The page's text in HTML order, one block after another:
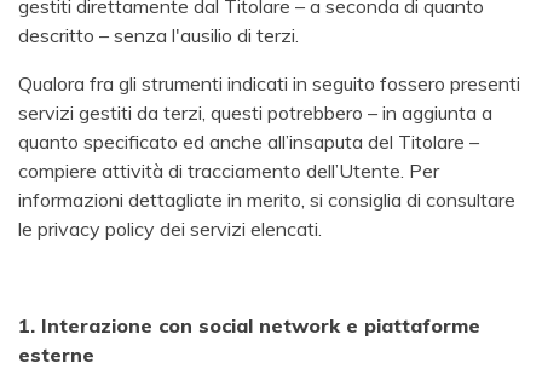
gestiti direttamente dal Titolare – a seconda di quanto
descritto – senza l'ausilio di terzi.
Qualora fra gli strumenti indicati in seguito fossero presenti
servizi gestiti da terzi, questi potrebbero – in aggiunta a
quanto specificato ed anche all’insaputa del Titolare –
compiere attività di tracciamento dell’Utente. Per
informazioni dettagliate in merito, si consiglia di consultare
le privacy policy dei servizi elencati.
1. Interazione con social network e piattaforme
esterne